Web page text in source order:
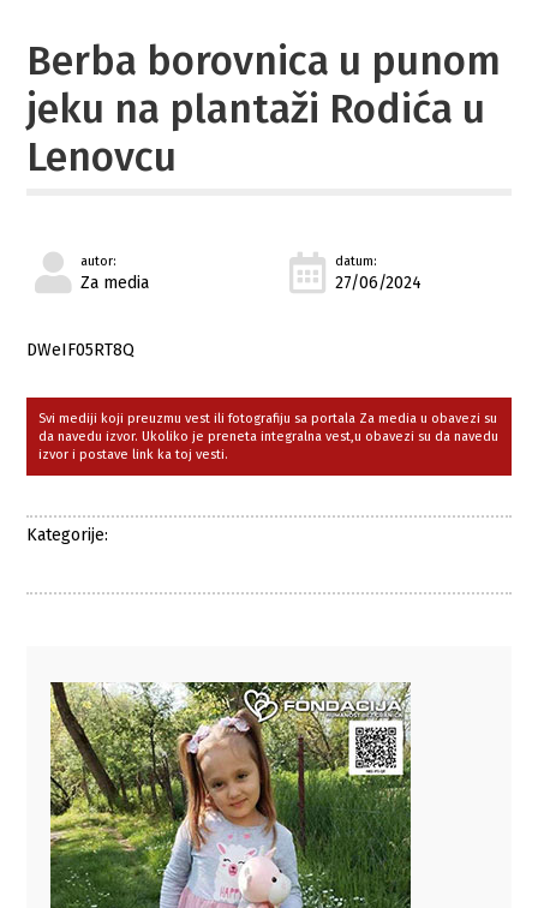
Berba borovnica u punom
jeku na plantaži Rodića u
Lenovcu
autor:
Za media
datum:
27/06/2024
DWeIF05RT8Q
Svi mediji koji preuzmu vest ili fotografiju sa portala Za media u obavezi su
da navedu izvor. Ukoliko je preneta integralna vest,u obavezi su da navedu
izvor i postave link ka toj vesti.
Kategorije: